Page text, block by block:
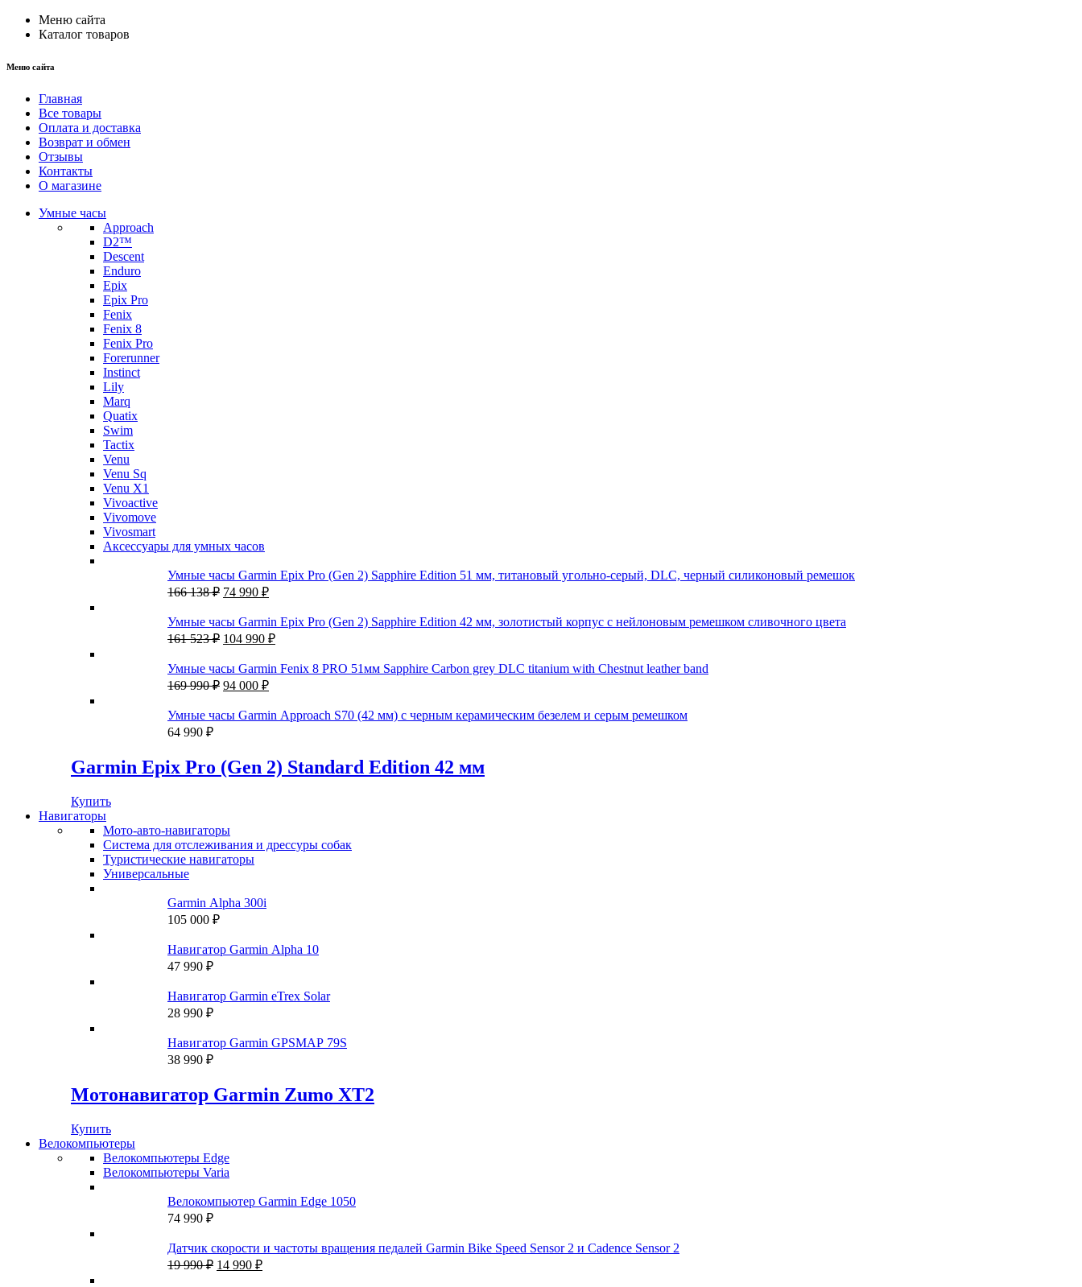
Меню сайта
Каталог товаров
Меню сайта
Главная
Все товары
Оплата и доставка
Возврат и обмен
Отзывы
Контакты
О магазине
Умные часы
Approach
D2™
Descent
Enduro
Epix
Epix Pro
Fenix
Fenix 8
Fenix Pro
Forerunner
Instinct
Lily
Marq
Quatix
Swim
Tactix
Venu
Venu Sq
Venu X1
Vivoactive
Vivomove
Vivosmart
Аксессуары для умных часов
Умные часы Garmin Epix Pro (Gen 2) Sapphire Edition 51 мм, титановый угольно-серый, DLC, черный силиконовый ремешок
166 138₽ Первоначальная
составляла
166
138 ₽.
74 990 ₽Текущая
74
990 ₽.
Умные часы Garmin Epix Pro (Gen 2) Sapphire Edition 42 мм, золотистый корпус с нейлоновым ремешком сливочного цвета
161 523₽ Первоначальная
составляла
161
523 ₽.
104 990 ₽Текущая
104
Умные часы Garmin Fenix 8 PRO 51мм Sapphire Carbon grey DLC titanium with Chestnut leather band
169 990₽ Первоначальная
составляла
169
94 000 ₽Текущая
94
Умные часы Garmin Approach S70 (42 мм) с черным керамическим безелем и серым ремешком
64 990 ₽
Garmin Epix Pro (Gen 2) Standard Edition 42 мм
Купить
Навигаторы
Мото-авто-навигаторы
Система для отслеживания и дрессуры собак
Туристические навигаторы
Универсальные
Garmin Alpha 300i
105 000 ₽
Навигатор Garmin Alpha 10
47 990 ₽
Навигатор Garmin eTrex Solar
28 990 ₽
Навигатор Garmin GPSMAP 79S
38 990 ₽
Мотонавигатор Garmin Zumo XT2
Купить
Велокомпьютеры
Велокомпьютеры Edge
Велокомпьютеры Varia
Велокомпьютер Garmin Edge 1050
74 990 ₽
Датчик скорости и частоты вращения педалей Garmin Bike Speed Sensor 2 и Cadence Sensor 2
19 990₽ Первоначальная
14 990 ₽Текущая